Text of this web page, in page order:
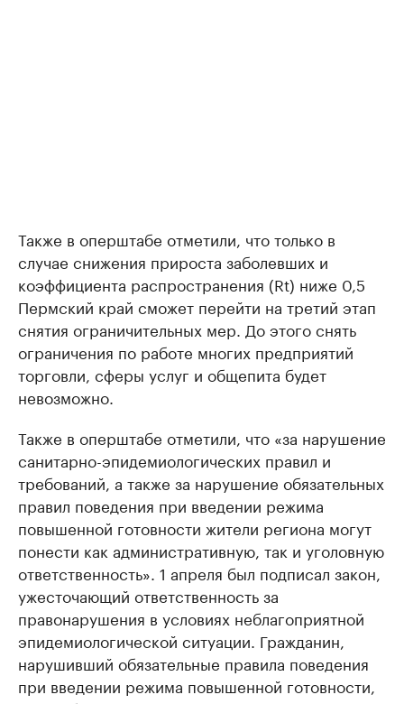
Также в оперштабе отметили, что только в
случае снижения прироста заболевших и
коэффициента распространения (Rt) ниже 0,5
Пермский край сможет перейти на третий этап
снятия ограничительных мер. До этого снять
ограничения по работе многих предприятий
торговли, сферы услуг и общепита будет
невозможно.
Также в оперштабе отметили, что «за нарушение
санитарно-эпидемиологических правил и
требований, а также за нарушение обязательных
правил поведения при введении режима
повышенной готовности жители региона могут
понести как административную, так и уголовную
ответственность». 1 апреля был подписал закон,
ужесточающий ответственность за
правонарушения в условиях неблагоприятной
эпидемиологической ситуации. Гражданин,
нарушивший обязательные правила поведения
при введении режима повышенной готовности,